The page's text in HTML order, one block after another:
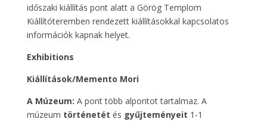
időszaki kiállítás pont alatt a Görög Templom
Kiállítóteremben rendezett kiállításokkal kapcsolatos
információk kapnak helyet.
Exhibitions
Kiállítások/Memento Mori
A Múzeum: A pont több alpontot tartalmaz. A
múzeum történetét és gyűjteményeit 1-1